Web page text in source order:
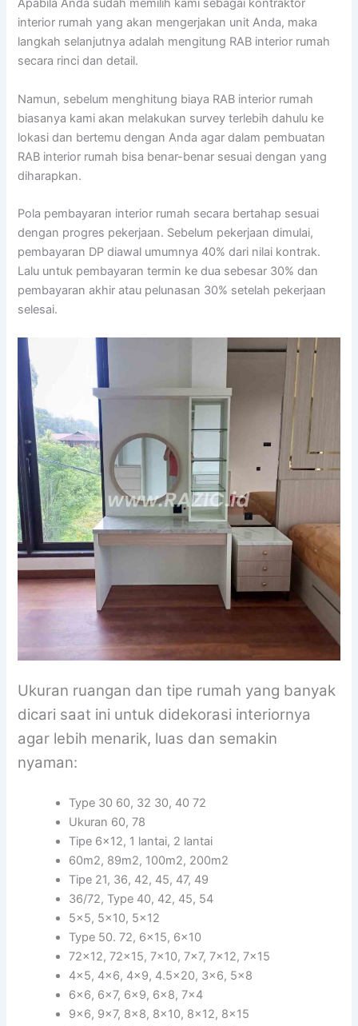
Apabila Anda sudah memilih kami sebagai kontraktor
interior rumah yang akan mengerjakan unit Anda, maka
langkah selanjutnya adalah mengitung RAB interior rumah
secara rinci dan detail.
Namun, sebelum menghitung biaya RAB interior rumah
biasanya kami akan melakukan survey terlebih dahulu ke
lokasi dan bertemu dengan Anda agar dalam pembuatan
RAB interior rumah bisa benar-benar sesuai dengan yang
diharapkan.
Pola pembayaran interior rumah secara bertahap sesuai
dengan progres pekerjaan. Sebelum pekerjaan dimulai,
pembayaran DP diawal umumnya 40% dari nilai kontrak.
Lalu untuk pembayaran termin ke dua sebesar 30% dan
pembayaran akhir atau pelunasan 30% setelah pekerjaan
selesai.
Ukuran ruangan dan tipe rumah yang banyak
dicari saat ini untuk didekorasi interiornya
agar lebih menarik, luas dan semakin
nyaman:
Type 30 60, 32 30, 40 72
Ukuran 60, 78
Tipe 6×12, 1 lantai, 2 lantai
60m2, 89m2, 100m2, 200m2
Tipe 21, 36, 42, 45, 47, 49
36/72, Type 40, 42, 45, 54
5×5, 5×10, 5×12
Type 50. 72, 6×15, 6×10
72×12, 72×15, 7×10, 7×7, 7×12, 7×15
4×5, 4×6, 4×9, 4.5×20, 3×6, 5×8
6×6, 6×7, 6×9, 6×8, 7×4
9×6, 9×7, 8×8, 8×10, 8×12, 8×15